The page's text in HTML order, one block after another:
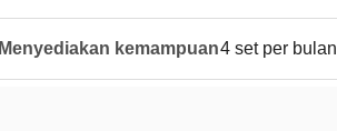
Menyediakan kemampuan4 set per bulan